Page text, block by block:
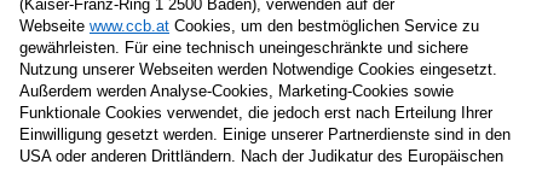
Nachname
E-Mail